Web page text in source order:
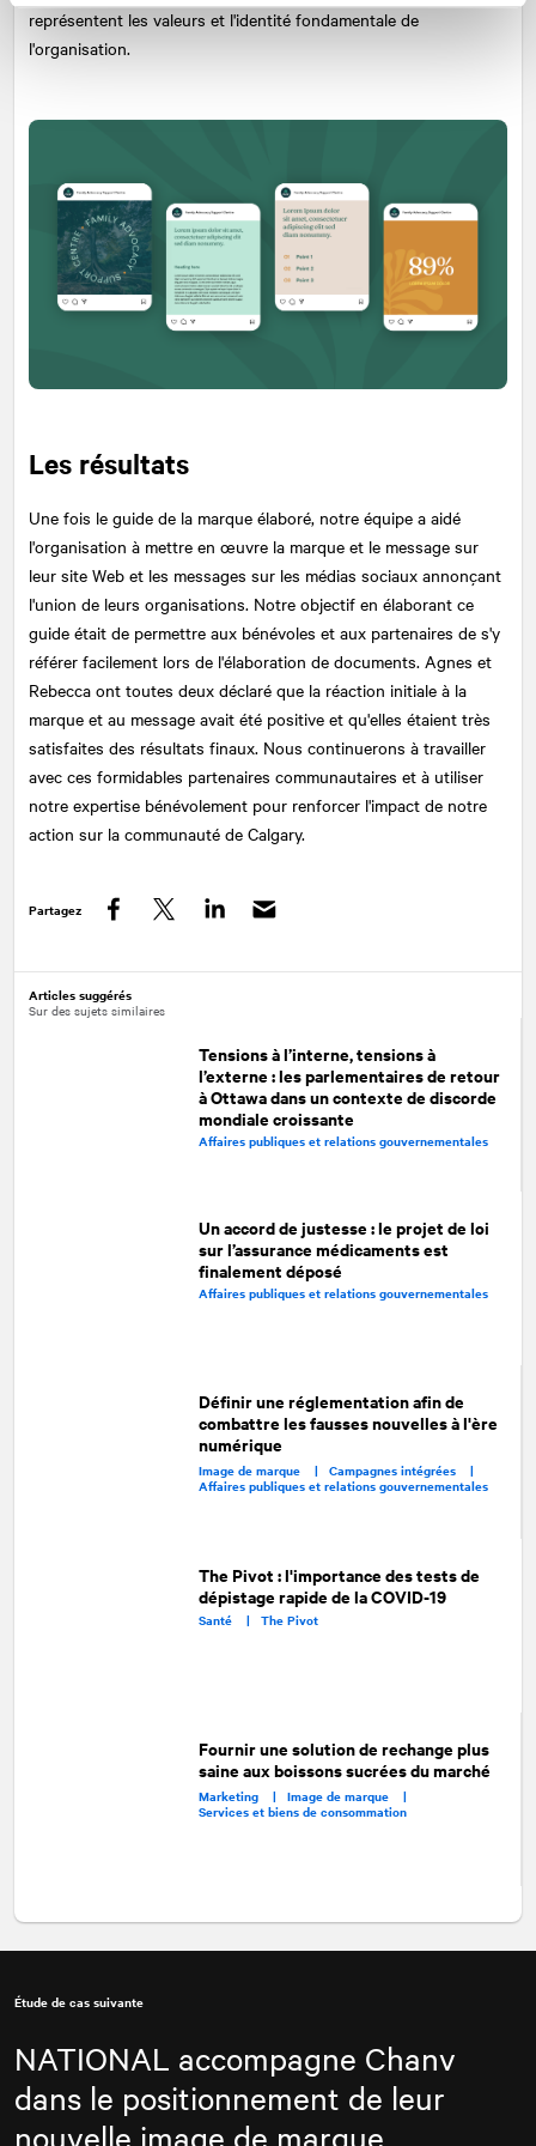
représentent les valeurs et l'identité fondamentale de
l'organisation.
Les résultats
Une fois le guide de la marque élaboré, notre équipe a aidé
l'organisation à mettre en œuvre la marque et le message sur
leur site Web et les messages sur les médias sociaux annonçant
l'union de leurs organisations. Notre objectif en élaborant ce
guide était de permettre aux bénévoles et aux partenaires de s'y
référer facilement lors de l'élaboration de documents. Agnes et
Rebecca ont toutes deux déclaré que la réaction initiale à la
marque et au message avait été positive et qu'elles étaient très
satisfaites des résultats finaux. Nous continuerons à travailler
avec ces formidables partenaires communautaires et à utiliser
notre expertise bénévolement pour renforcer l'impact de notre
action sur la communauté de Calgary.
Partagez
Articles suggérés
Sur des sujets similaires
Tensions à l’interne, tensions à
l’externe : les parlementaires de retour
à Ottawa dans un contexte de discorde
mondiale croissante
Affaires publiques et relations gouvernementales
Un accord de justesse : le projet de loi
sur l’assurance médicaments est
finalement déposé
Affaires publiques et relations gouvernementales
Définir une réglementation afin de
combattre les fausses nouvelles à l'ère
numérique
Image de marque | Campagnes intégrées |
Affaires publiques et relations gouvernementales
The Pivot : l'importance des tests de
dépistage rapide de la COVID-19
Santé |The Pivot
Fournir une solution de rechange plus
saine aux boissons sucrées du marché
Marketing | Image de marque |
Services et biens de consommation
Étude de cas suivante
NATIONAL accompagne Chanv
dans le positionnement de leur
nouvelle image de marque